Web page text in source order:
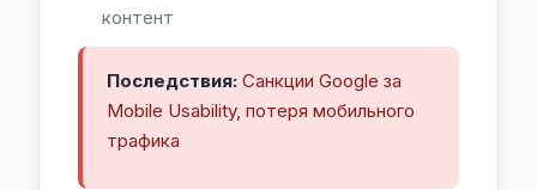
контент
Последствия: Санкции Google за
Mobile Usability, потеря мобильного
трафика